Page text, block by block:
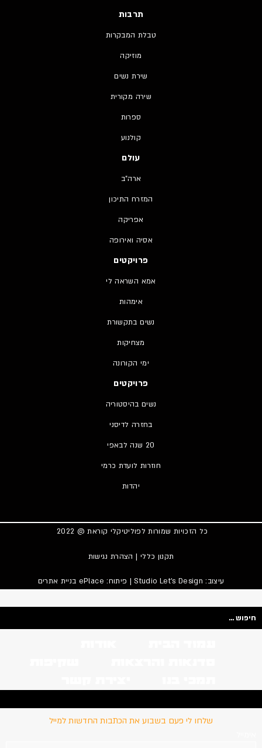
תרבות
טבלת המבקרות
מוזיקה
שירת נשים
שירה מקורית
ספרות
קולנוע
עולם
ארה"ב
המזרח התיכון
אפריקה
אסיה ואירופה
פרויקטים
אמא השראה לי
אימהות
נשים בתקשורת
מצחיקות
ימי הקורונה
פרויקטים
נשים בהיסטוריה
בחזרה לדיסני
20 שנה לבאפי
חוזרות לועדת כרמי
יהדות
כל הזכויות שמורות לפוליטיקלי קוראת @ 2022
תקנון כללי | הצהרת נגישות
עיצוב: Studio Let's Design| פיתוח: ePlace בניית אתרים
Search
שלחו לי פעם בשבוע את הכתבות החדשות למייל